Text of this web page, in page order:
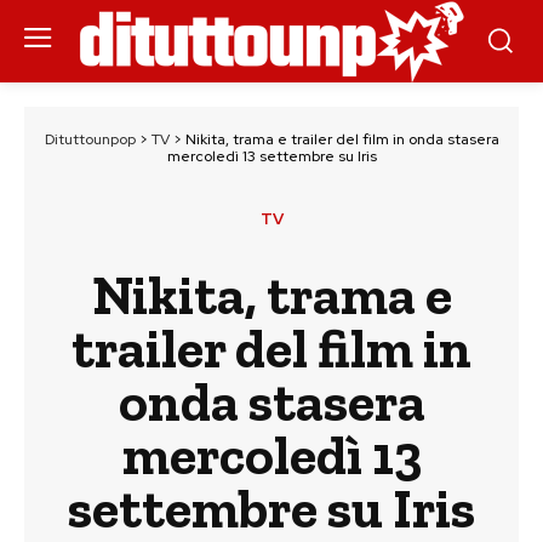
Dituttounpop> TV> Nikita, trama e trailer del film in onda stasera
mercoledì 13 settembre su Iris
TV
Nikita, trama e
trailer del film in
onda stasera
mercoledì 13
settembre su Iris